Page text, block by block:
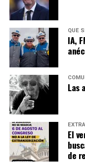
QUÉ
IA,
Las
El
de